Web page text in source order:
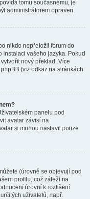
tomu současnému, je
administrátorem opraven.
nikdo nepřeložil fórum do
instalaci vašeho jazyka. Pokud
nový překlad. Více
(viz odkaz na stránkách
panelu pod
avatar závisí na
si mohou nastavit pouze
(úrovně se objevují pod
profilu, což záleží na
úrovní k rozlišení
uživatelů, např.